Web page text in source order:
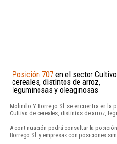
Posición 707 en el sector
cereales, distintos de arroz,
leguminosas y oleaginosas
Molinillo Y Borrego Sl. se encuentra en la
Cultivo de cereales, distintos de arroz,
A continuación podrá consultar la
Borrego Sl. y empresas con posiciones